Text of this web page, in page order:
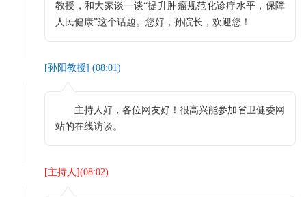
教授，和大家谈一谈“提升肿瘤规范化诊疗水平，保障
人民健康”这个话题。您好，孙院长，欢迎您！
[孙阳教授] (08:01)
主持人好，各位网友好！很高兴能参加省卫健委网
站的在线访谈。
[主持人](08:02)